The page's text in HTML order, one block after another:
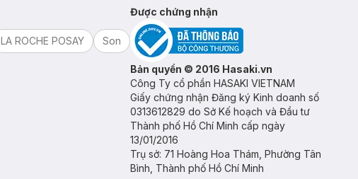
LA ROCHE POSAY
Son
Được chứng nhận
Bản quyền © 2016 Hasaki.vn
Công Ty cổ phần HASAKI VIETNAM
Giấy chứng nhận Đăng ký Kinh doanh số
0313612829 do Sở Kế hoạch và Đầu tư
Thành phố Hồ Chí Minh cấp ngày
13/01/2016
Trụ sở: 71 Hoàng Hoa Thám, Phường Tân
Bình, Thành phố Hồ Chí Minh